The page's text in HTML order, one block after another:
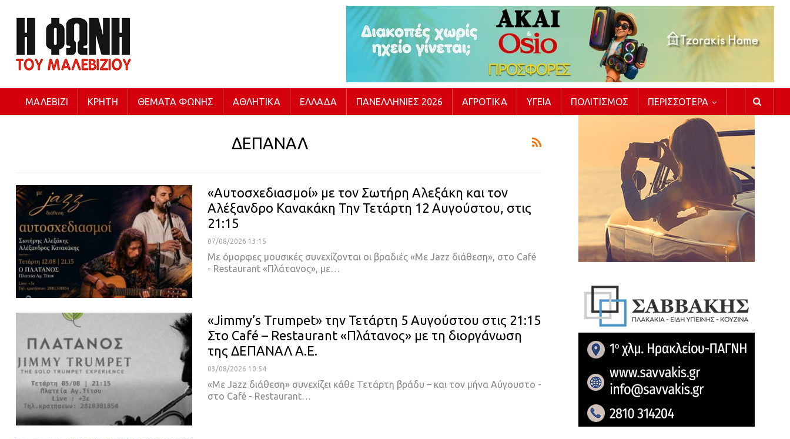
ΜΑΛΕΒΊΖΙ ΚΡΉΤΗ ΘΈΜΑΤΑ ΦΩΝΉΣ ΑΘΛΗΤΙΚΆ ΕΛΛΆΔΑ ΠΑΝΕΛΛΉΝΙΕΣ 2026 ΑΓΡΟΤΙΚΆ ΥΓΕΊΑ ΠΟΛΙΤΙΣΜΌΣ ΠΕΡΙΣΣΌΤΕΡΑ
ΔΕΠΑΝΑΛ
«Αυτοσχεδιασμοί» με τον Σωτήρη Αλεξάκη και τον
Αλέξανδρο Κανακάκη Την Τετάρτη 12 Αυγούστου, στις
21:15
07/08/2026 13:15
Με όμορφες μουσικές συνεχίζονται οι βραδιές «Με Jazz διάθεση», στο Café
- Restaurant «Πλάτανος», με…
«Jimmy’s Trumpet» την Τετάρτη 5 Αυγούστου στις 21:15
Στο Café – Restaurant «Πλάτανος» με τη διοργάνωση
της ΔΕΠΑΝΑΛ Α.Ε.
03/08/2026 10:54
«Με Jazz διάθεση» συνεχίζει κάθε Τετάρτη βράδυ – και τον μήνα Αύγουστο -
στο Café - Restaurant…